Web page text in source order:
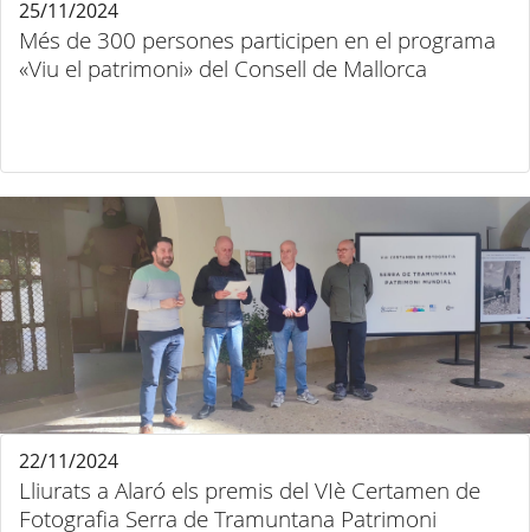
Més de 300 persones participen en el programa
«Viu el patrimoni» del Consell de Mallorca
25/11/2024
Lliurats a Alaró els premis del VIè Certamen de
Fotografia Serra de Tramuntana Patrimoni
22/11/2024